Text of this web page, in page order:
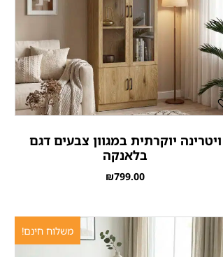
ויטרינה יוקרתית במגוון צבעים דגם
בלאנקה
₪799.00
משלוח חינם!